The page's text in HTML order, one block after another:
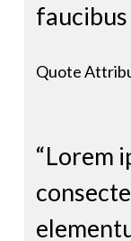
faucibus
Quote
“Lorem